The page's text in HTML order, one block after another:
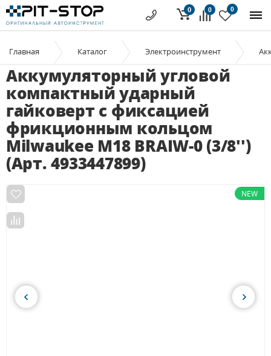
0 0
0
Главная Каталог Электроинструмент
Аккумуляторный угловой
компактный ударный
гайковерт с фиксацией
фрикционным кольцом
Milwaukee M18 BRAIW-0 (3/8'')
(Арт. 4933447899)
NEW